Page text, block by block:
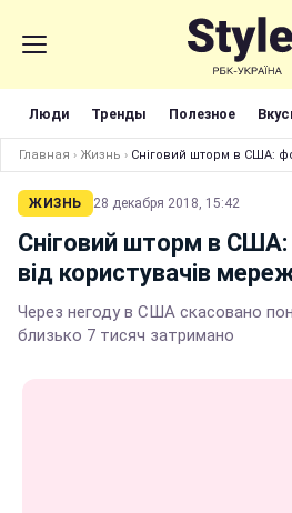
Люди Тренды Полезное
Главная › Жизнь › Сніговий шторм в США:
ЖИЗНЬ 28 декабря 2018, 15:42
Сніговий шторм в США:
від користувачів
Через негоду в США скасовано
близько 7 тисяч затримано